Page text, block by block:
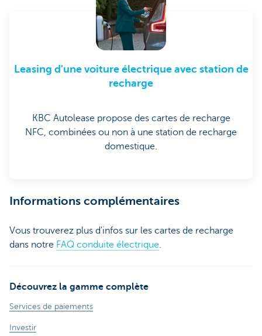
Leasing d'une voiture électrique avec station de
recharge
KBC Autolease propose des cartes de recharge
NFC, combinées ou non à une station de recharge
domestique.
Informations complémentaires
Vous trouverez plus d'infos sur les cartes de recharge
dans notre FAQ conduite électrique.
Découvrez la gamme complète
Services de paiements
Investir